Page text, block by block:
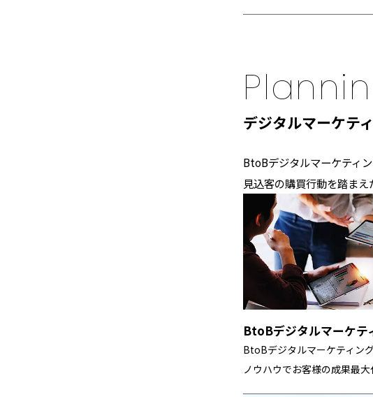
デジタルマーケテ
BtoBデジタルマーケティ
見込客の購買行動を踏まえ
BtoBデジタルマーケテ
BtoBデジタルマーケティン
ノウハウでお客様の成果最大